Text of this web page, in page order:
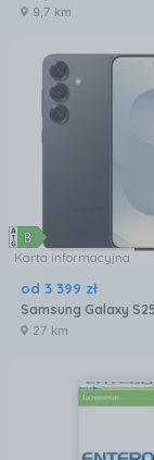
9,7 km
Karta informacyjna
od 3 399 zł
27 km